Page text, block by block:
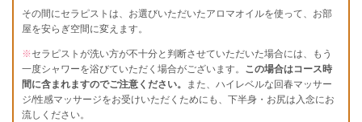
その間にセラピストは、お選びいただいたアロマオイルを使って、お部
屋を安らぎ空間に変えます。
※セラピストが洗い方が不十分と判断させていただいた場合には、もう
一度シャワーを浴びていただく場合がございます。 この場合はコース時
間に含まれますのでご注意ください。
また、ハイレベルな回春マッサー
ジ/性感マッサージをお受けいただくためにも、下半身・お尻は入念にお
流しください。